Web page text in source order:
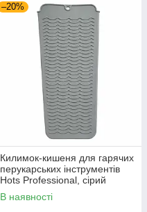
–20%
Килимок-кишеня для гарячих
перукарських інструментів
Hots Professional, сірий
(HP9025-GRE)
В наявності